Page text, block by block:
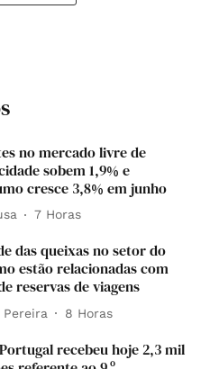
no mercado livre de
sobem 1,9% e
cresce 3,8% em junho
7 Horas
das queixas no setor do
estão relacionadas com
reservas de viagens
Pereira 8 Horas
recebeu hoje 2,3 mil